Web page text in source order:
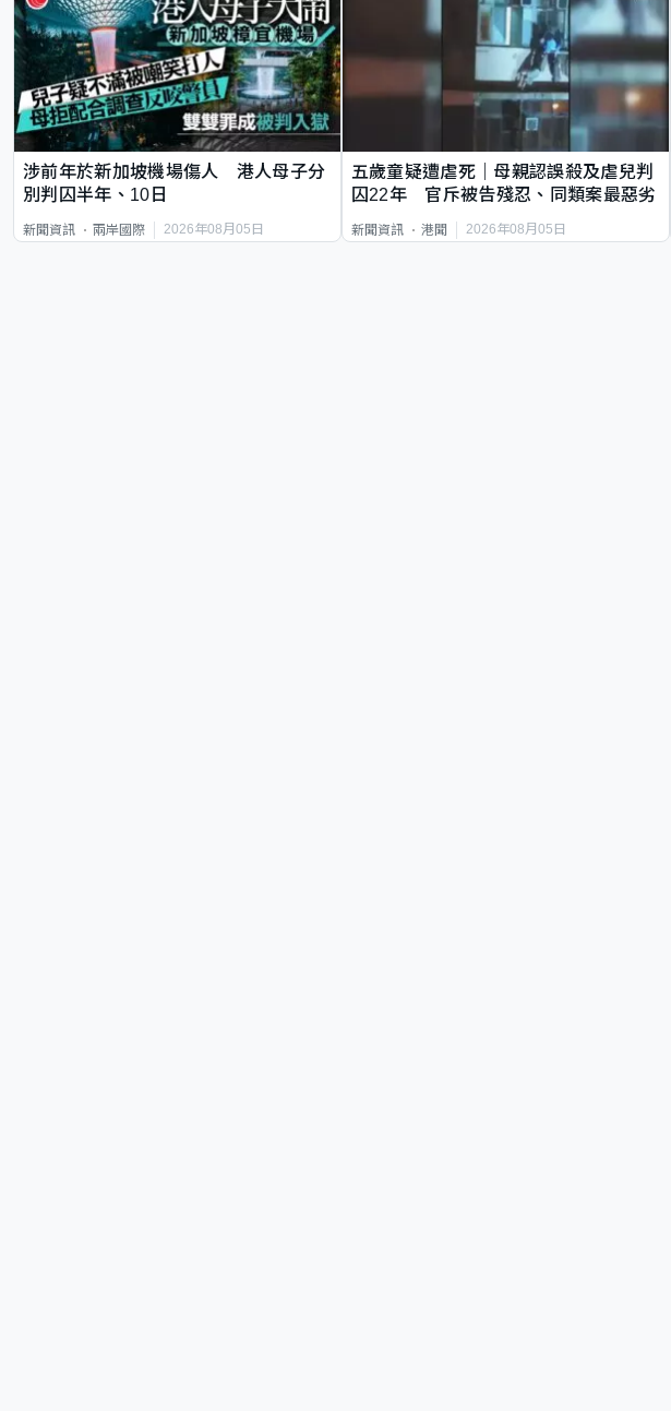
涉前年於新加坡機場傷人 港人母子分
別判囚半年、10日
新聞資訊 兩岸國際 2026年08月05日
五歲童疑遭虐死｜母親認誤殺及虐兒判
囚22年 官斥被告殘忍、同類案最惡劣
新聞資訊 港聞 2026年08月05日